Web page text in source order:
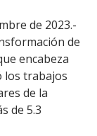
de 2023.-
de
encabeza
los trabajos
de la
de 5.3